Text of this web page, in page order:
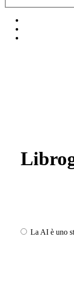
La AI è uno